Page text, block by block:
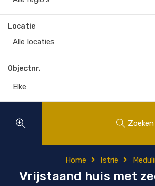
Locatie
Alle locaties
Objectnr.
Zoeken
Home Istrië
Vrijstaand huis met